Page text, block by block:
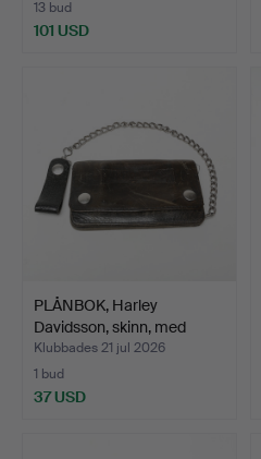
13 bud
101 USD
PLÅNBOK, Harley
Davidsson, skinn, med
kedj…
Klubbades 21 jul 2026
1 bud
37 USD